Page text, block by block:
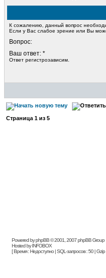
К сожалению, данный вопрос
Если у Вас слабое зрение или Вы
Вопрос:
Ваш ответ: *
Ответ регистрозависим.
Страница 1 из 5
Powered by phpBB © 2001, 2007 phpBB Group
Hosted by INFOBOX
[ Время : Недоступно | SQL-запросов : 50 |